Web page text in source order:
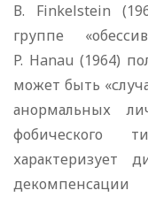
В. Finkelstein
группе
P. Hanau (1964)
может быть
анормальных
фобического
характеризует